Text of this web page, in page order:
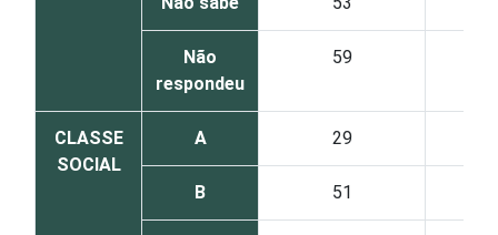
Não
respondeu
59
CLASSE
SOCIAL
A 29
B 51